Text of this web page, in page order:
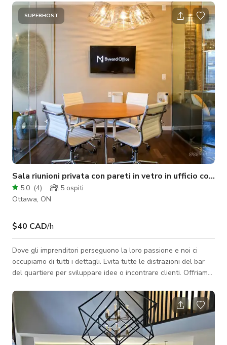
bar/cucinino (frigorifero incluso), due bagni (uno completo + un
bagno di servizio), pavimenti in laminato, illuminazione a
binario e HVAC/AC indipendente. Le utenze sono incluse.
Aperto 24/7 su appuntamento. Parcheggio facile in loco + in
strada.
SUPERHOST
Sala riunioni privata con pareti in vetro in ufficio
5.0 (4) 5 ospiti
Ottawa, ON
$40 CAD/h
Dove gli imprenditori perseguono la loro passione e noi ci
occupiamo di tutti i dettagli. Evita tutte le distrazioni del bar
del quartiere per sviluppare idee o incontrare clienti. Offriamo
lo spazio è una lavagna bianca illimitata dove puoi esplorare
le tue idee.